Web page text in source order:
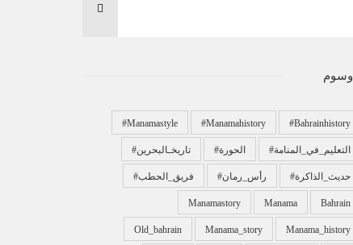
وسوم
#bahrainhistory
#manamahistory
#manamastyle
#التعليم_في_المنامة #الحورة #تاريخـالبحرين
#حديث_الذاكرة #رأس_رمان #فريق_الحطب
Bahrain
Manama
Manamastory
Manama_history
Manama_story
Old_bahrain